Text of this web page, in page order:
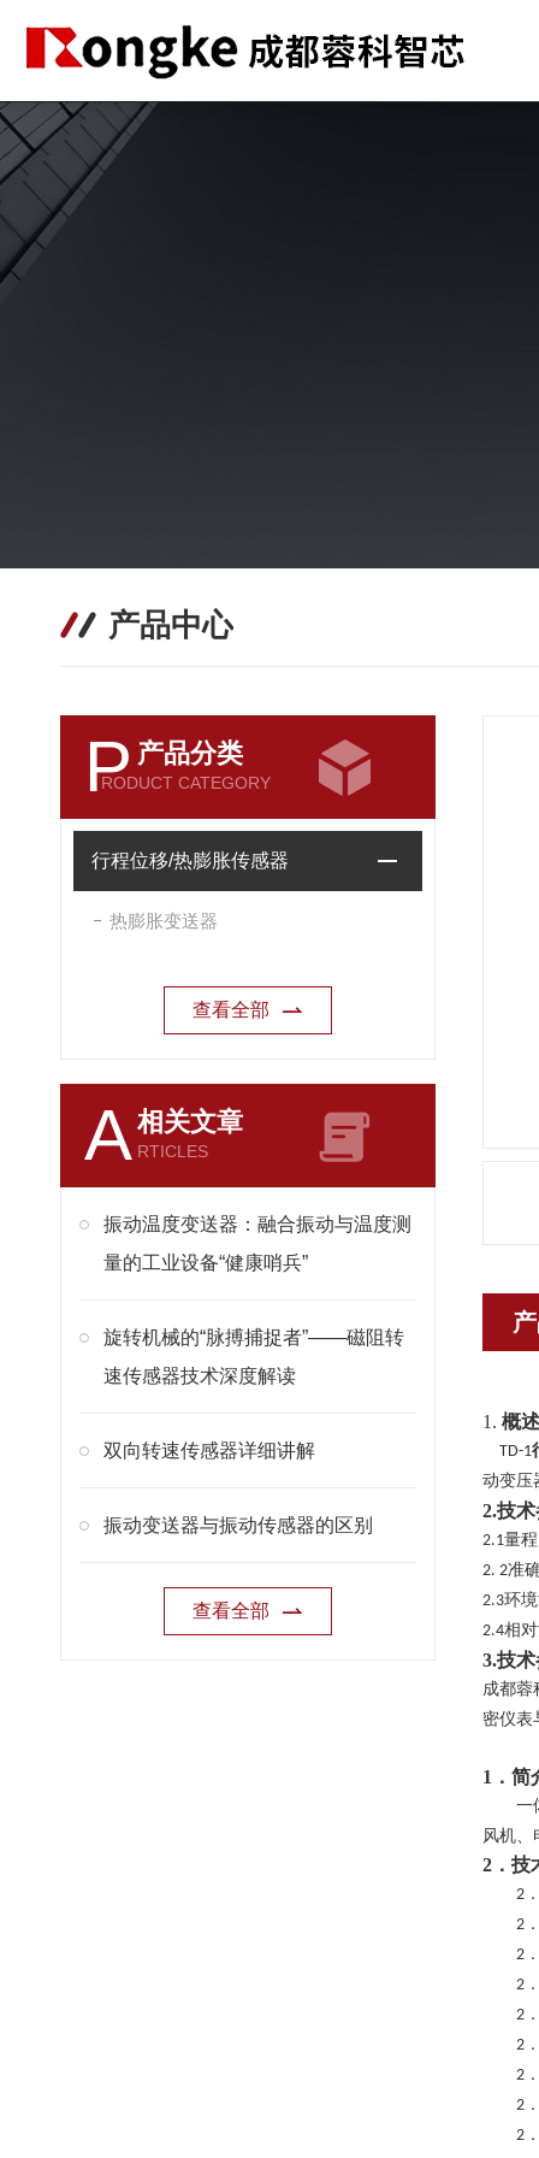
产品中心
P 产品分类
RODUCT CATEGORY
行程位移/热膨胀传感器
热膨胀变送器
查看全部
A相关文章
RTICLES
振动温度变送器：融合振动与温度测
量的工业设备“健康哨兵”
旋转机械的“脉搏捕捉者”——磁阻转
速传感器技术深度解读
双向转速传感器详细讲解
振动变送器与振动传感器的区别
查看全部
1. 概述
TD-1
动变压
2.技
2.1量
2. 2准
2.3环
2.4相
3.技
成都蓉
密仪表
1．简
一
风机
2 ． 技
2
2
2
2
2
2
2
2
2